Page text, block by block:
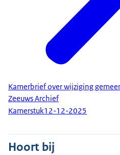
Kamerbrief over wijziging
Zeeuws Archief
Kamerstuk12-12-2025
Hoort bij